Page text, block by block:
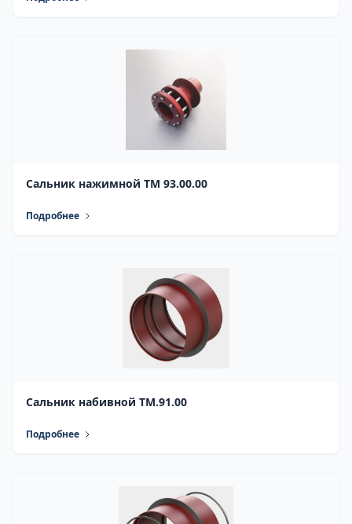
Сальник нажимной ТМ 93.00.00
Подробнее
Сальник набивной ТМ.91.00
Подробнее